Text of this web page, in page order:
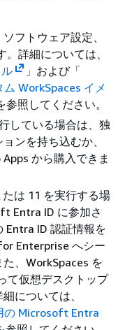
フトウェア設定、
詳細については、
」および「
WorkSpaces イメ
参照してください。
している場合は、独
ンを持ち込むか、
から購入できま
は 11 を実行する場
Entra ID に参加さ
Entra ID 認証情報を
Enterprise へシー
、WorkSpaces を
て仮想デスクトップ
については、
の Microsoft Entra